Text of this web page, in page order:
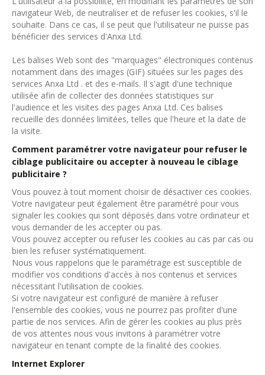
navigateur Web, de neutraliser et de refuser les cookies, s'il le
souhaite. Dans ce cas, il se peut que l'utilisateur ne puisse pas
bénéficier des services d'Anxa Ltd.
Les balises Web sont des "marquages" électroniques contenus
notamment dans des images (GIF) situées sur les pages des
services Anxa Ltd . et des e-mails. Il s'agit d'une technique
utilisée afin de collecter des données statistiques sur
l'audience et les visites des pages Anxa Ltd. Ces balises
recueille des données limitées, telles que l'heure et la date de
la visite.
Comment paramétrer votre navigateur pour refuser le
ciblage publicitaire ou accepter à nouveau le ciblage
publicitaire ?
Vous pouvez à tout moment choisir de désactiver ces cookies.
Votre navigateur peut également être paramétré pour vous
signaler les cookies qui sont déposés dans votre ordinateur et
vous demander de les accepter ou pas.
Vous pouvez accepter ou refuser les cookies au cas par cas ou
bien les refuser systématiquement.
Nous vous rappelons que le paramétrage est susceptible de
modifier vos conditions d'accès à nos contenus et services
nécessitant l'utilisation de cookies.
Si votre navigateur est configuré de manière à refuser
l'ensemble des cookies, vous ne pourrez pas profiter d'une
partie de nos services. Afin de gérer les cookies au plus près
de vos attentes nous vous invitons à paramétrer votre
navigateur en tenant compte de la finalité des cookies.
Internet Explorer